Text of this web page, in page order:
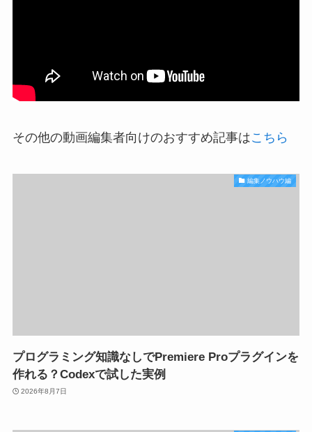
その他の動画編集者向けのおすすめ記事はこちら
編集ノウハウ編
プログラミング知識なしでPremiere Proプラグインを
作れる？Codexで試した実例
2026年8月7日